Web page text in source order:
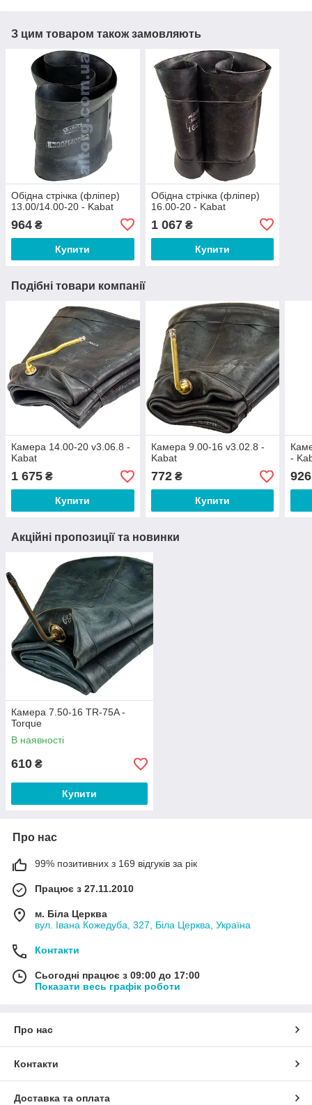
З цим товаром також замовляють
Обідна стрічка (фліпер)
13.00/14.00-20 - Kabat
964 ₴
Купити
Обідна стрічка (фліпер)
16.00-20 - Kabat
1 067₴
Купити
Подібні товари компанії
Камера 14.00-20 v3.06.8 -
Kabat
1 675 ₴
Купити
Камера 9.00-16 v3.02.8 -
Kabat
772₴
Купити
-
926
Акційні пропозиції та новинки
Камера 7.50-16 TR-75A -
Torque
В наявності
610 ₴
Купити
Про нас
99% позитивних з 169 відгуків за рік
Працює з 27.11.2010
м. Біла Церква
вул. Івана Кожедуба, 327, Біла Церква, Україна
Контакти
Сьогодні працює з 09:00 до 17:00
Показати весь графік роботи
Про нас
Контакти
Доставка та оплата